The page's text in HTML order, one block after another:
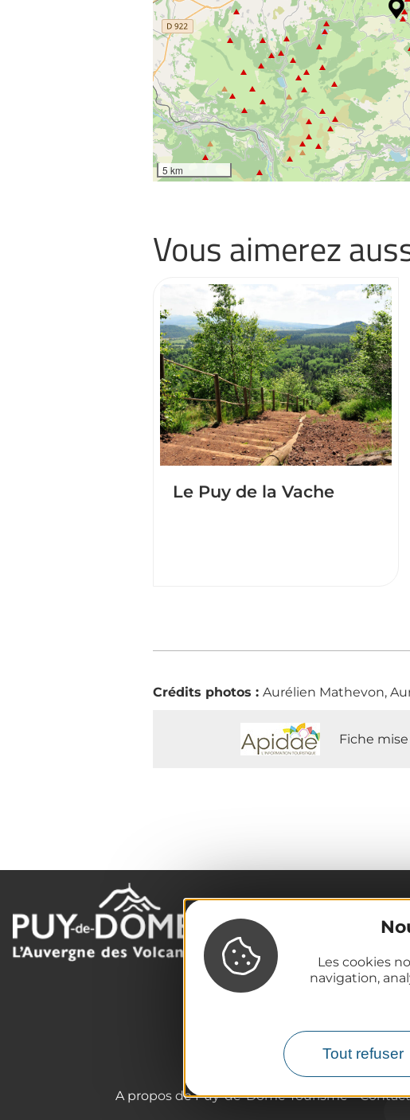
Les cookies
navigation,
Tout refuser
5 km
Vous aimerez
Le Puy de la Vache
Crédits photos : Aurélien Mathevon,
Fiche
La destination
Nos incontournables
L'Auvergne des Volcans
Randonnées
Préparer son voyage
A propos de Puy-de-Dôme Tourisme